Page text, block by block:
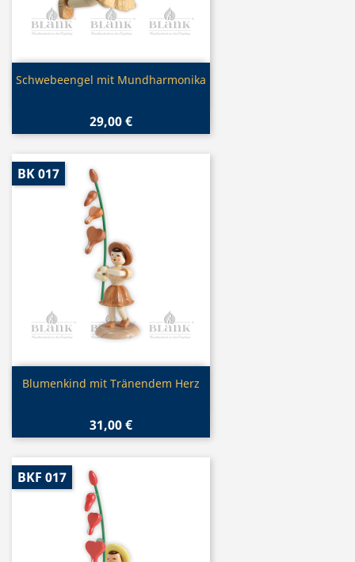
Vorschau
Schwebeengel mit Mundharmonika
29,00 €
 Vorschau
Blumenkind mit Tränendem Herz
31,00 €
BK 017
BKF 017